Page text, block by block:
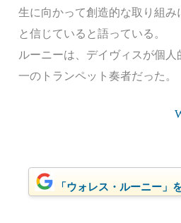
生に向かって創造的な取り組み
と信じていると語っている。
ルーニーは、デイヴィスが個
一のトランペット奏者だった。
「ウォレス・ルーニー」